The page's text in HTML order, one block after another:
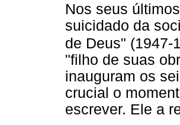
Nos seus
suicidado da
de Deus" (1947-
"filho de suas
inauguram os
crucial o
escrever. Ele a